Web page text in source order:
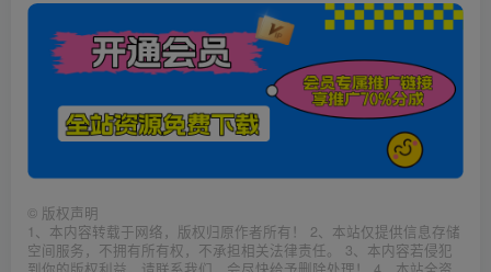
© 版权声明
1、本内容转载于网络，版权归原作者所有！ 2、本站仅提供信息存储
空间服务，不拥有所有权，不承担相关法律责任。 3、本内容若侵犯